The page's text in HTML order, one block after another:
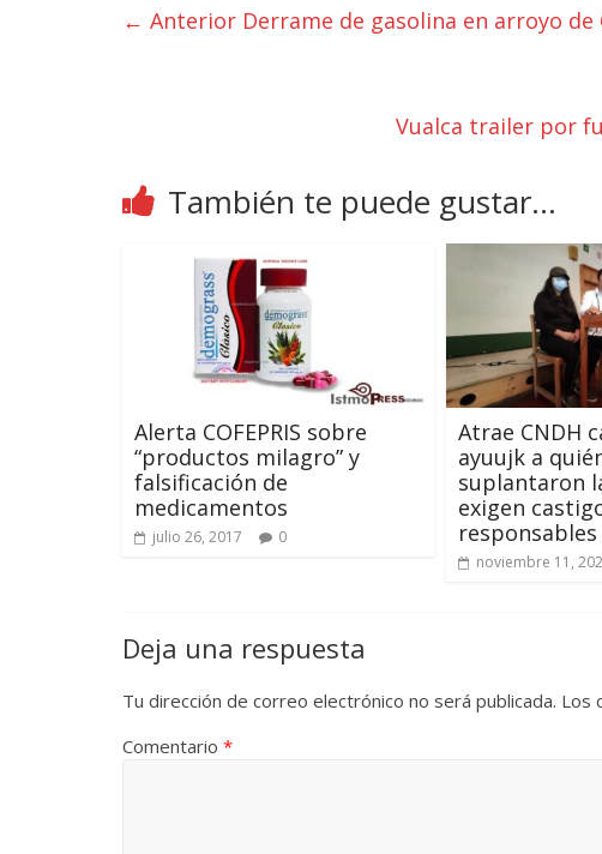
← Anterior Derrame de gasolina en arroyo de
Vualca trailer por
También te puede gustar...
Alerta COFEPRIS sobre
“productos milagro” y
falsificación de
medicamentos
julio 26, 2017 0
Atrae CNDH
ayuujk a
suplantaron
exigen
responsables
noviembre 11,
Deja una respuesta
Tu dirección de correo electrónico no será publicada. Los
Comentario *